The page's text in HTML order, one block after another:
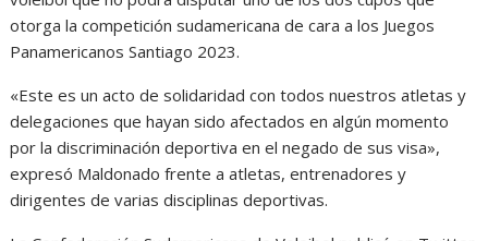
otorga la competición sudamericana de cara a los Juegos
Panamericanos Santiago 2023.
«Este es un acto de solidaridad con todos nuestros atletas y
delegaciones que hayan sido afectados en algún momento
por la discriminación deportiva en el negado de sus visa»,
expresó Maldonado frente a atletas, entrenadores y
dirigentes de varias disciplinas deportivas.